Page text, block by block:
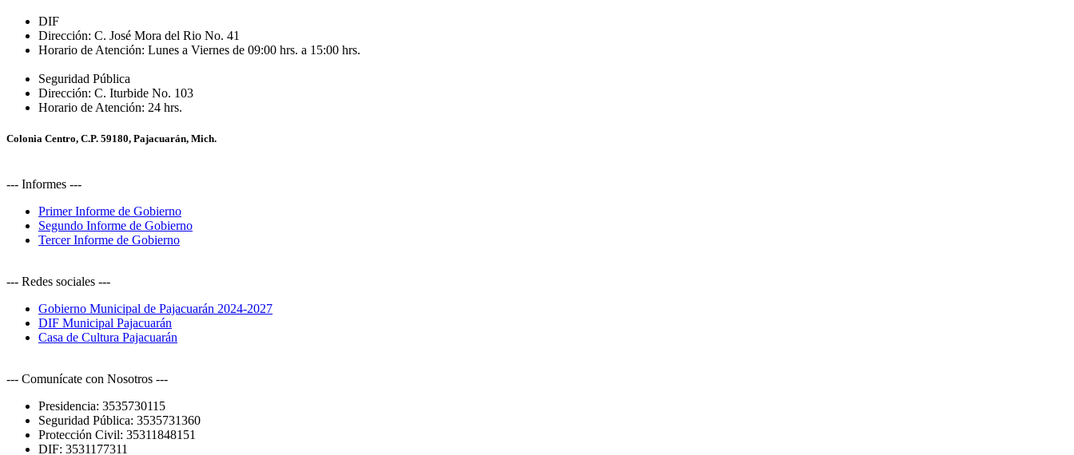
DIF
Dirección: C. José Mora del Rio No. 41
Horario de Atención: Lunes a Viernes de 09:00 hrs. a 15:00 hrs.
Seguridad Pública
Dirección: C. Iturbide No. 103
Horario de Atención: 24 hrs.
Colonia Centro, C.P. 59180, Pajacuarán, Mich.
--- Informes ---
Primer Informe de Gobierno
Segundo Informe de Gobierno
Tercer Informe de Gobierno
--- Redes sociales ---
Gobierno Municipal de Pajacuarán 2024-2027
DIF Municipal Pajacuarán
Casa de Cultura Pajacuarán
--- Comunícate con Nosotros ---
Presidencia: 3535730115
Seguridad Pública: 3535731360
Protección Civil: 35311848151
DIF: 3531177311